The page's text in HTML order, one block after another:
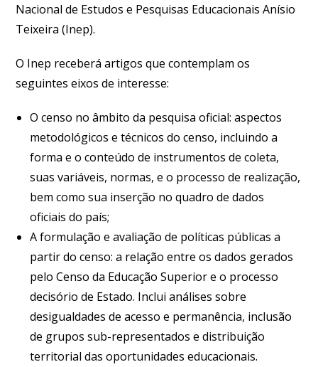
Nacional de Estudos e Pesquisas Educacionais Anísio
Teixeira (Inep).
O Inep receberá artigos que contemplam os
seguintes eixos de interesse:
O censo no âmbito da pesquisa oficial: aspectos
metodológicos e técnicos do censo, incluindo a
forma e o conteúdo de instrumentos de coleta,
suas variáveis, normas, e o processo de realização,
bem como sua inserção no quadro de dados
oficiais do país;
A formulação e avaliação de políticas públicas a
partir do censo: a relação entre os dados gerados
pelo Censo da Educação Superior e o processo
decisório de Estado. Inclui análises sobre
desigualdades de acesso e permanência, inclusão
de grupos sub-representados e distribuição
territorial das oportunidades educacionais.